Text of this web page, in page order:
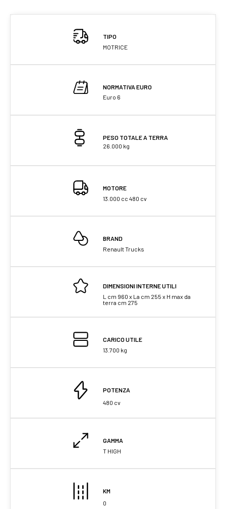
TIPO
MOTRICE
NORMATIVA EURO
Euro 6
PESO TOTALE A TERRA
26.000 kg
MOTORE
13.000 cc 480 cv
BRAND
Renault Trucks
DIMENSIONI INTERNE UTILI
L cm 960 x La cm 255 x H max da
terra cm 275
CARICO UTILE
13.700 kg
POTENZA
480 cv
GAMMA
T HIGH
KM
0